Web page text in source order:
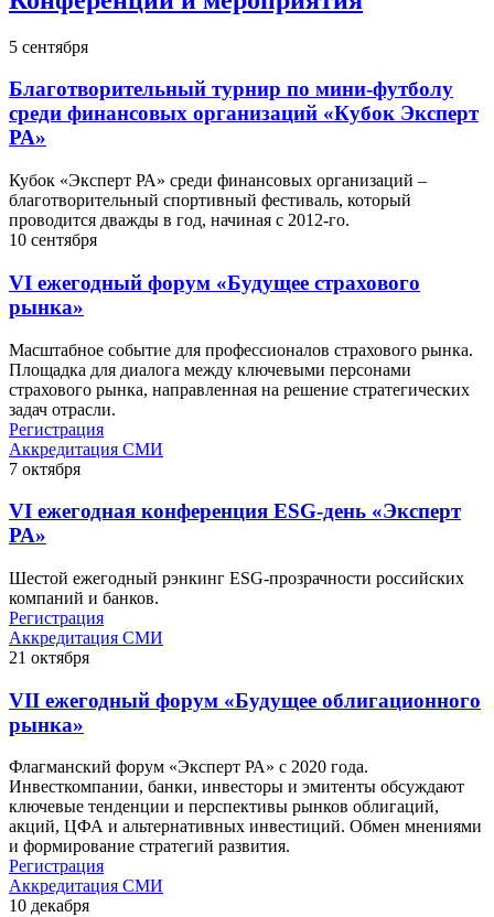
5 сентября
Благотворительный турнир по мини-футболу
среди финансовых организаций «Кубок Эксперт
РА»
Кубок «Эксперт РА» среди финансовых организаций –
благотворительный спортивный фестиваль, который
проводится дважды в год, начиная с 2012-го.
10 сентября
VI ежегодный форум «Будущее страхового
рынка»
Масштабное событие для профессионалов страхового рынка.
Площадка для диалога между ключевыми персонами
страхового рынка, направленная на решение стратегических
задач отрасли.
Регистрация
Аккредитация СМИ
7 октября
VI ежегодная конференция ESG-день «Эксперт
РА»
Шестой ежегодный рэнкинг ESG-прозрачности российских
компаний и банков.
Регистрация
Аккредитация СМИ
21 октября
VII ежегодный форум «Будущее облигационного
рынка»
Флагманский форум «Эксперт РА» с 2020 года.
Инвесткомпании, банки, инвесторы и эмитенты обсуждают
ключевые тенденции и перспективы рынков облигаций,
акций, ЦФА и альтернативных инвестиций. Обмен мнениями
и формирование стратегий развития.
Регистрация
Аккредитация СМИ
10 декабря